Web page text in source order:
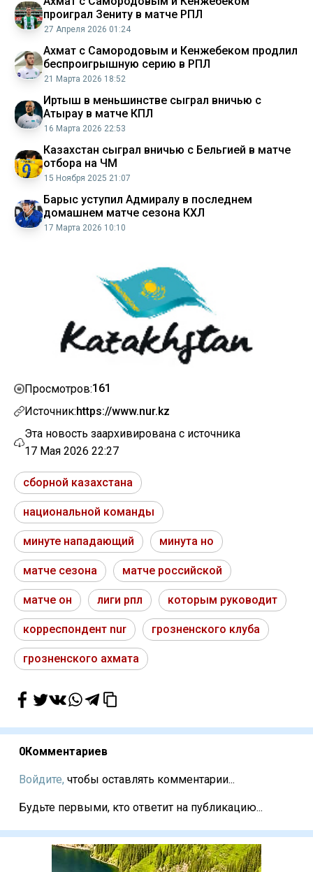
проиграл Зениту в матче РПЛ
27 Апреля 2026 01:24
Ахмат с Самородовым и Кенжебеком продлил
беспроигрышную серию в РПЛ
21 Марта 2026 18:52
Иртыш в меньшинстве сыграл вничью с
Атырау в матче КПЛ
16 Марта 2026 22:53
Казахстан сыграл вничью с Бельгией в матче
отбора на ЧМ
15 Ноября 2025 21:07
Барыс уступил Адмиралу в последнем
домашнем матче сезона КХЛ
17 Марта 2026 10:10
Просмотров:161
Источник:https://www.nur.kz
Эта новость заархивирована с источника
17 Мая 2026 22:27
сборной казахстана
национальной команды
минуте нападающий минута но
матче сезона матче российской
матче он лиги рпл которым руководит
корреспондент nur грозненского клуба
грозненского ахмата
0Комментариев
Войдите, чтобы оставлять комментарии...
Будьте первыми, кто ответит на публикацию...